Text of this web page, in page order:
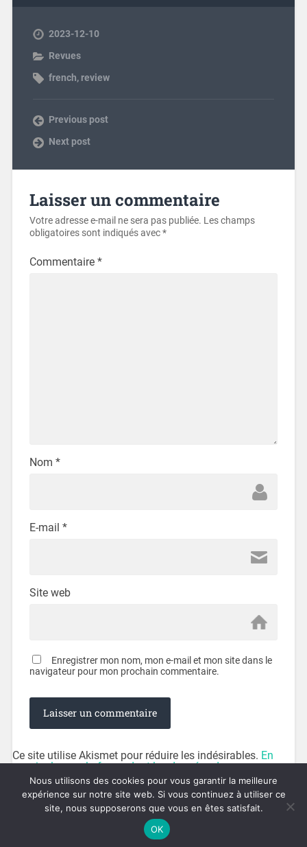
2023-12-10
Revues
french, review
Previous post
Next post
Laisser un commentaire
Votre adresse e-mail ne sera pas publiée. Les champs
obligatoires sont indiqués avec*
Commentaire *
Nom *
E-mail *
Site web
Enregistrer mon nom, mon e-mail et mon site dans le
navigateur pour mon prochain commentaire.
Ce site utilise Akismet pour réduire les indésirables. En
savoir plus sur la façon dont les données de vos
commentaires sont traitées.
Nous utilisons des cookies pour vous garantir la meilleure
expérience sur notre site web. Si vous continuez à utiliser ce
site, nous supposerons que vous en êtes satisfait.
OK